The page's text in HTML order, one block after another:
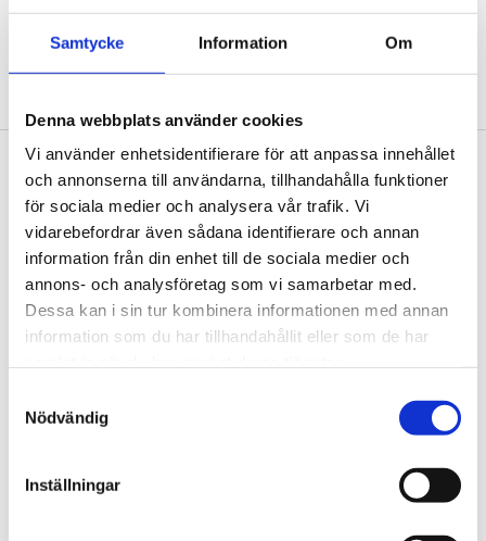
Samtycke Information Om
Denna webbplats använder cookies
Vi använder enhetsidentifierare för att anpassa innehållet
och annonserna till användarna, tillhandahålla funktioner
för sociala medier och analysera vår trafik. Vi
vidarebefordrar även sådana identifierare och annan
information från din enhet till de sociala medier och
annons- och analysföretag som vi samarbetar med.
Dessa kan i sin tur kombinera informationen med annan
information som du har tillhandahållit eller som de har
Nödvändig
Inställningar
Footer
Contact us
Welcome to Tengbom! Whatever your question or
enquiry, we look forward to hearing from you.
We are Tengbom
We create sustainable and beautiful architecture
We are always looking for more people who want to